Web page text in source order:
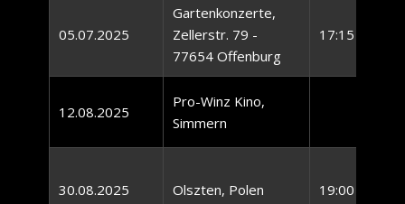
05.07.2025
Gartenkonzerte,
Zellerstr. 79 -
77654 Offenburg
17:15 Uhr
12.08.2025
Pro-Winz Kino,
Simmern
30.08.2025 Olszten, Polen 19:00 Uhr